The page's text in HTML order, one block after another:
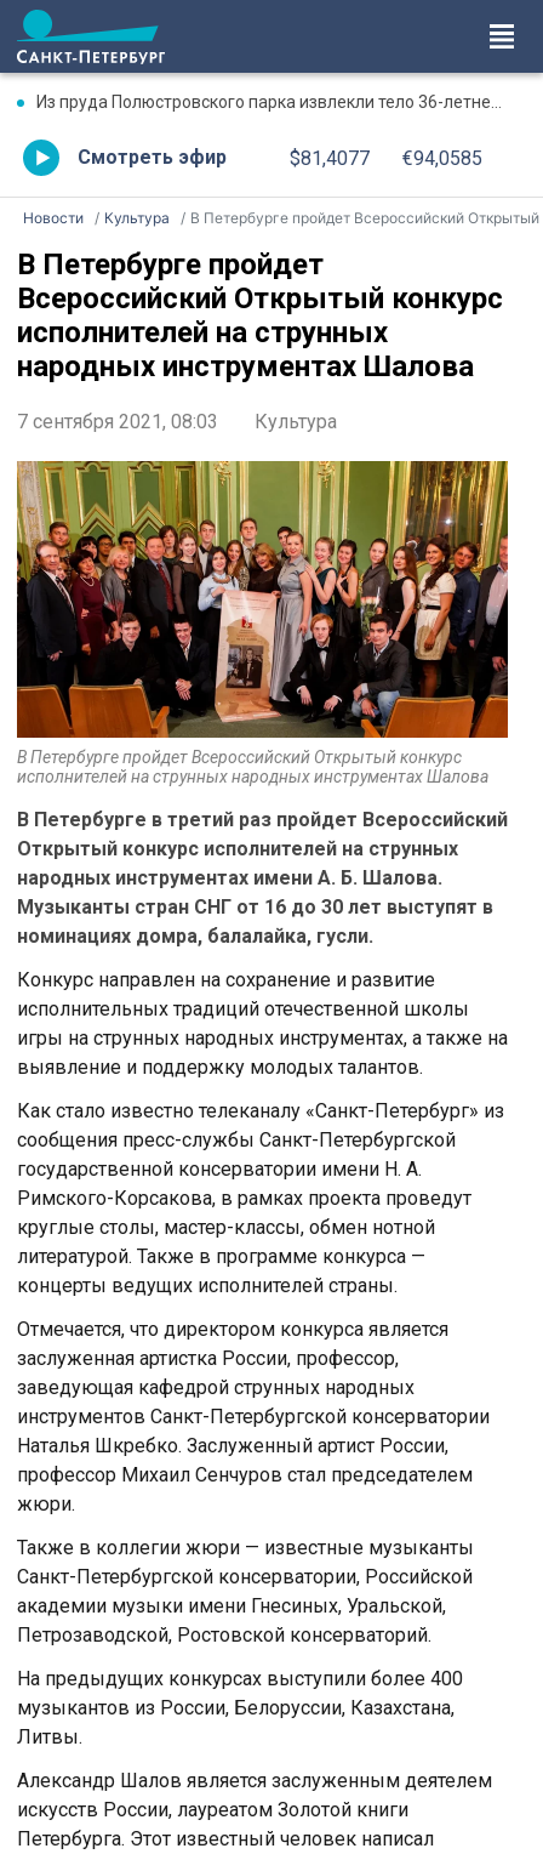
Из пруда Полюстровского парка извлекли тело 36-летнего мужчины
Смотреть эфир $81,4077 €94,0585
Новости Культура В Петербурге пройдет Всероссийский Открытый конкурс исполнителей на струнных народных инструментах Шалова
В Петербурге пройдет
Всероссийский Открытый конкурс
исполнителей на струнных
народных инструментах Шалова
7 сентября 2021, 08:03 Культура
В Петербурге пройдет Всероссийский Открытый конкурс
исполнителей на струнных народных инструментах Шалова
В Петербурге в третий раз пройдет Всероссийский
Открытый конкурс исполнителей на струнных
народных инструментах имени А. Б. Шалова.
Музыканты стран СНГ от 16 до 30 лет выступят в
номинациях домра, балалайка, гусли.
Конкурс направлен на сохранение и развитие
исполнительных традиций отечественной школы
игры на струнных народных инструментах, а также на
выявление и поддержку молодых талантов.
Как стало известно телеканалу «Санкт-Петербург» из
сообщения пресс-службы Санкт-Петербургской
государственной консерватории имени Н. А.
Римского-Корсакова, в рамках проекта проведут
круглые столы, мастер-классы, обмен нотной
литературой. Также в программе конкурса —
концерты ведущих исполнителей страны.
Отмечается, что директором конкурса является
заслуженная артистка России, профессор,
заведующая кафедрой струнных народных
инструментов Санкт-Петербургской консерватории
Наталья Шкребко. Заслуженный артист России,
профессор Михаил Сенчуров стал председателем
жюри.
Также в коллегии жюри — известные музыканты
Санкт-Петербургской консерватории, Российской
академии музыки имени Гнесиных, Уральской,
Петрозаводской, Ростовской консерваторий.
На предыдущих конкурсах выступили более 400
музыкантов из России, Белоруссии, Казахстана,
Литвы.
Александр Шалов является заслуженным деятелем
искусств России, лауреатом Золотой книги
Петербурга. Этот известный человек написал